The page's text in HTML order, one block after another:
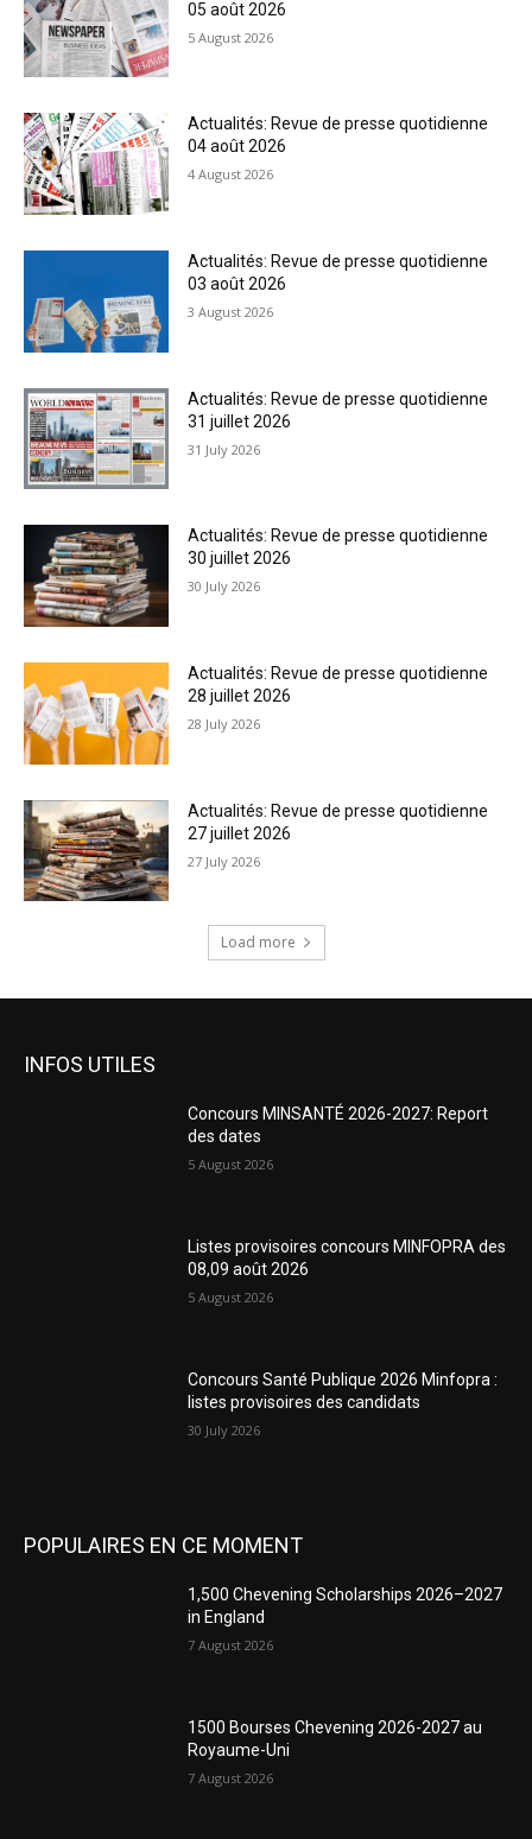
05 août 2026
5 August 2026
Actualités: Revue de presse quotidienne
04 août 2026
4 August 2026
Actualités: Revue de presse quotidienne
03 août 2026
3 August 2026
Actualités: Revue de presse quotidienne
31 juillet 2026
31 July 2026
Actualités: Revue de presse quotidienne
30 juillet 2026
30 July 2026
Actualités: Revue de presse quotidienne
28 juillet 2026
28 July 2026
Actualités: Revue de presse quotidienne
27 juillet 2026
27 July 2026
Load more
INFOS UTILES
Concours MINSANTÉ 2026-2027: Report
des dates
5 August 2026
Listes provisoires concours MINFOPRA des
08,09 août 2026
5 August 2026
Concours Santé Publique 2026 Minfopra :
listes provisoires des candidats
30 July 2026
POPULAIRES EN CE MOMENT
1,500 Chevening Scholarships 2026–2027
in England
7 August 2026
1500 Bourses Chevening 2026-2027 au
Royaume-Uni
7 August 2026